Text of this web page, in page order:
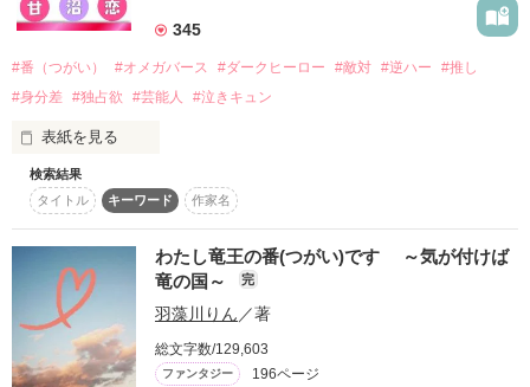
作品を読む
このテーマで書きあげました。
野いちご学園の設定を使わせていただいてます。
【唯都様、私をそんなに可愛がらないでください】
【体が火照って、呼吸が苦しくなってしまうんです】
アルファ様の極甘に耐えられない
でも欲してしまう
「あと何回好きだと言ったら、おまえも言う？」
──オオカミ陛下の愛情表現は、
×
大黒 蘭 (おおぐろ らん)
21歳 Ω(オメガ)
ヤマシロの子会社の自動車部品工場で働く。
母子家庭で育つ。
Ωのため冷遇を受けるが純粋で優しい。
ヒート中に男性に襲われたことがあり、男性との接触が怖い。
作品を読む
345
#番（つがい） #オメガバース #ダークヒーロー #敵対 #逆ハー
#推し
#身分差
#独占欲 #芸能人 #泣きキュン
表紙を見る
「これで俺たちは番だ」
2年半前
オメガの私は、大好きなアルファ様に首を噛まれた
検索結果
タイトル
キーワード 作家名
わたし竜王の番(つがい)です ～気が付けば
竜の国～
完
羽藻川りん ／著
総文字数/129,603
ファンタジー 196ページ